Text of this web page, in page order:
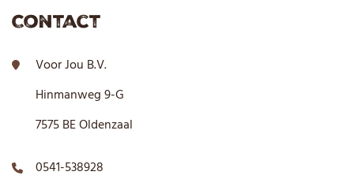
Contact
Voor Jou B.V.
Hinmanweg 9-G
7575 BE Oldenzaal
0541-538928